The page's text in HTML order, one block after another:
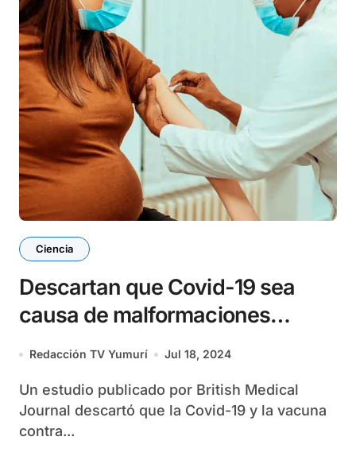
Ciencia
Descartan que Covid-19 sea
causa de malformaciones
congénitas
Redacción TV Yumurí Jul 18, 2024
Un estudio publicado por British Medical
Journal descartó que la Covid-19 y la vacuna
contra...